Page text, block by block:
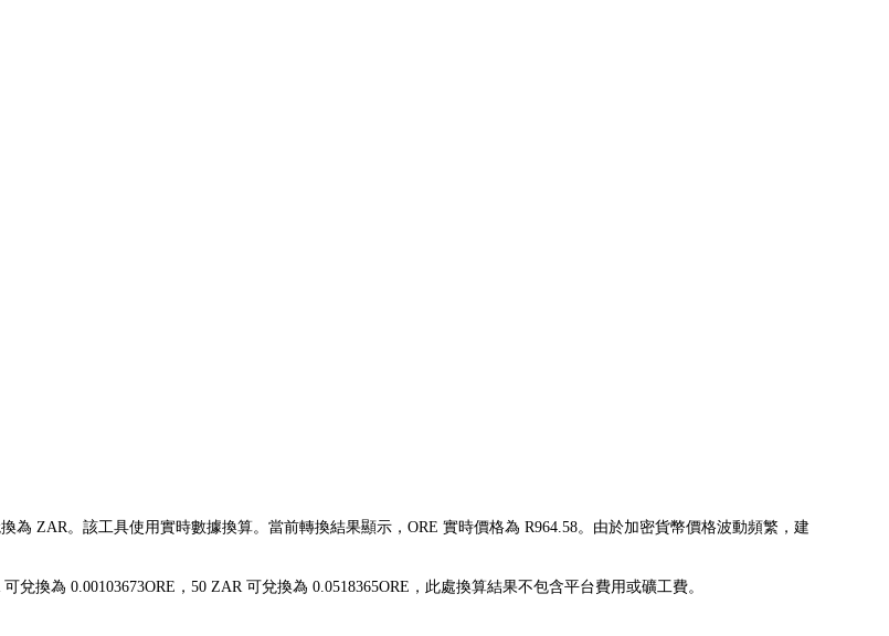
為 ZAR。該工具使用實時數據換算。當前轉換結果顯示，ORE 實時價格為 R964.58。由於加密貨幣價格波動頻繁，建
兌換為 0.00103673ORE，50 ZAR 可兌換為 0.0518365ORE，此處換算結果不包含平台費用或礦工費。